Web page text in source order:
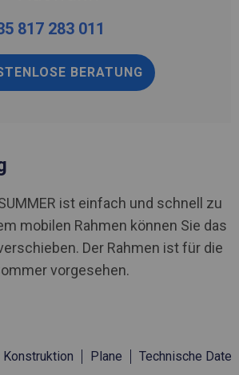
817 283 011
BERATUNG
ist einfach und schnell zu
mobilen Rahmen können Sie das
Der Rahmen ist für die
vorgesehen.
Konstruktion Plane Technische Daten